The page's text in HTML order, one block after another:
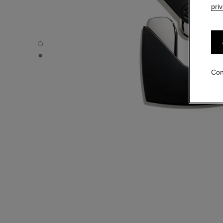
LE LIFT PRO ACCESSOIRE DE MASSAGE - Vista por
LE LIFT PRO ACCESSOIRE DE MASSAGE - Vista